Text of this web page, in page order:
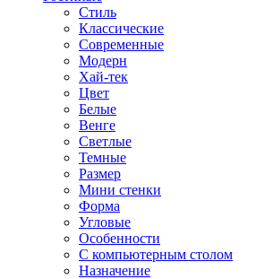
Стиль
Классические
Современные
Модерн
Хай-тек
Цвет
Белые
Венге
Светлые
Темные
Размер
Мини стенки
Форма
Угловые
Особенности
С компьютерным столом
Назначение